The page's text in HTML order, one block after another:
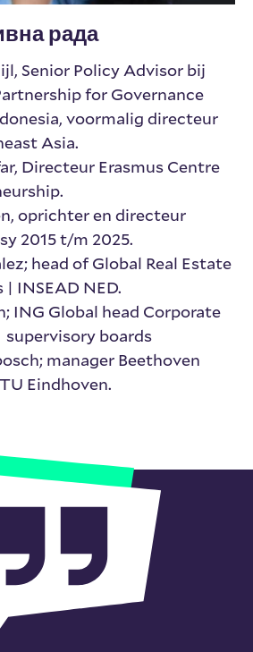
рада
Senior Policy Advisor bij
for Governance
voormalig directeur
Asia.
Directeur Erasmus Centre
oprichter en directeur
2015 t/m 2025.
head of Global Real Estate
INSEAD NED.
ING Global head Corporate
boards
manager Beethoven
Eindhoven.